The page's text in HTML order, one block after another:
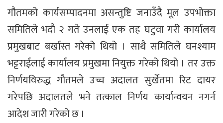
गौतमको कार्यसम्पादनमा असन्तुष्टि जनाउँदै मूल उपभोक्ता
समितिले भदौ २ गते उनलाई एक तह घटुवा गरी कार्यालय
प्रमुखबाट बर्खास्त गरेको थियो । साथै समितिले घनश्याम
भट्टराईलाई कार्यालय प्रमुखमा नियुक्त गरेको थियो । तर उक्त
निर्णयविरुद्ध गौतमले उच्च अदालत सुर्खेतमा रिट दायर
गरेपछि अदालतले भने तत्काल निर्णय कार्यान्वयन नगर्न
आदेश जारी गरेको छ ।